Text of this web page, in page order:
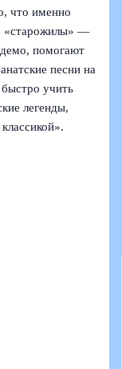
что именно
«старожилы» —
помогают
песни на
учить
легенды,